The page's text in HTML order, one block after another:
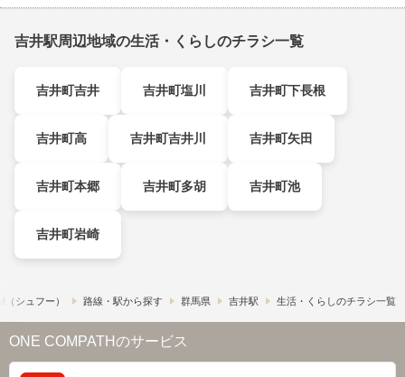
吉井駅周辺地域の生活・くらしのチラシ一覧
吉井町吉井 吉井町塩川 吉井町下長根
吉井町高 吉井町吉井川 吉井町矢田
吉井町本郷 吉井町多胡 吉井町池
吉井町岩崎
シュフー） 路線・駅から探す 群馬県 吉井駅 生活・くらしのチラシ一覧
ONE COMPATHのサービス